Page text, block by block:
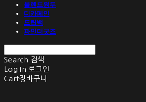
블렌드원두
디카페인
드립백
파인더굿즈
Search 검색
Log In 로그인
Cart장바구니